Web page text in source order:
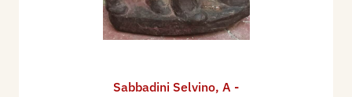
Sabbadini Selvino, A -